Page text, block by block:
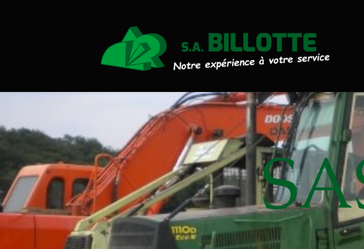
Travaux Publics
Travaux Forestiers
Transport & Location
Plaquettes Forestière
Traitement de Déchets Bois